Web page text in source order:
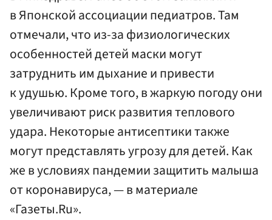
в Японской ассоциации педиатров. Там
отмечали, что из-за физиологических
особенностей детей маски могут
затруднить им дыхание и привести
к удушью. Кроме того, в жаркую погоду они
увеличивают риск развития теплового
удара. Некоторые антисептики также
могут представлять угрозу для детей. Как
же в условиях пандемии защитить малыша
от коронавируса, — в материале
«Газеты.Ru».